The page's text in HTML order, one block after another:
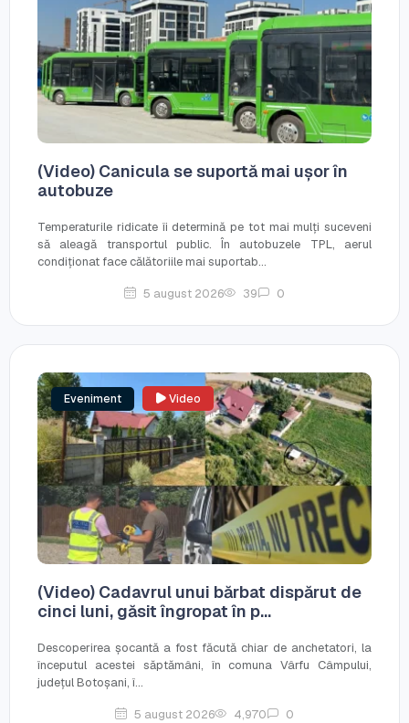
(Video) Canicula se suportă mai ușor în
autobuze
Temperaturile ridicate îi determină pe tot mai mulți suceveni
să aleagă transportul public. În autobuzele TPL, aerul
condiționat face călătoriile mai suportab...
5 august 2026 39 0
Eveniment Video
(Video) Cadavrul unui bărbat dispărut de
cinci luni, găsit îngropat în p...
Descoperirea șocantă a fost făcută chiar de anchetatori, la
începutul acestei săptămâni, în comuna Vârfu Câmpului,
județul Botoșani, î...
5 august 2026 4,970 0